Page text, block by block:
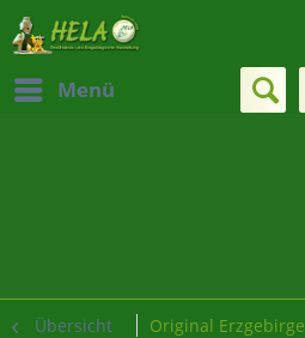
Menü
Übersicht Original Erzgebirge